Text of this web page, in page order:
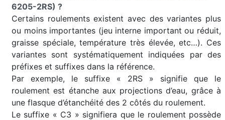
6205-2RS) ?
Certains roulements existent avec des variantes plus
ou moins importantes (jeu interne important ou réduit,
graisse spéciale, température très élevée, etc…). Ces
variantes sont systématiquement indiquées par des
préfixes et suffixes dans la référence.
Par exemple, le suffixe « 2RS » signifie que le
roulement est étanche aux projections d’eau, grâce à
une flasque d’étanchéité des 2 côtés du roulement.
Le suffixe « C3 » signifiera que le roulement possède